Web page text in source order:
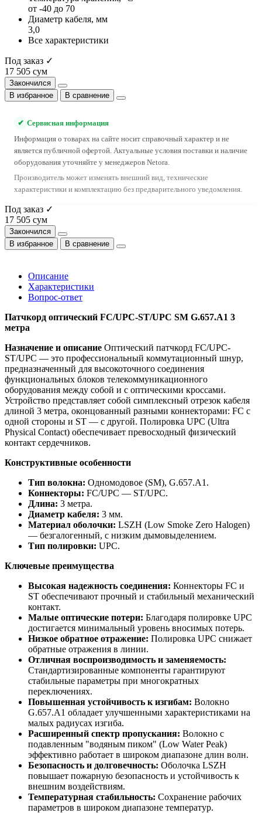
от -40 до 70
Диаметр кабеля, мм
3,0
Все характеристики
Под заказ ✓
17 505 сум
Закончился
В избранное
В сравнение
✔ Сервисная информация
Информация о товарах на сайте носит справочный характер и не
является публичной офертой. Актуальные условия поставки и наличие
оборудования уточняйте у менеджеров Netora.
Производитель может изменять внешний вид, технические
характеристики и комплектацию без предварительного уведомления.
Под заказ ✓
17 505 сум
Закончился
В избранное
В сравнение
Описание
Характеристики
Вопрос-ответ
Патчкорд оптический FC/UPC-ST/UPC SM G.657.A1 3
метра
Назначение и описание Оптический патчкорд FC/UPC-
ST/UPC — это профессиональный коммутационный шнур,
предназначенный для высокоточного соединения
функциональных блоков телекоммуникационного
оборудования между собой и с оптическими кроссами.
Устройство представляет собой симплексный отрезок кабеля
длиной 3 метра, оконцованный разными коннекторами: FC с
одной стороны и ST — с другой. Полировка UPC (Ultra
Physical Contact) обеспечивает превосходный физический
контакт сердечников.
Конструктивные особенности
Тип волокна: Одномодовое (SM), G.657.A1.
Коннекторы: FC/UPC — ST/UPC.
Длина: 3 метра.
Диаметр кабеля: 3 мм.
Материал оболочки: LSZH (Low Smoke Zero Halogen)
— безгалогенный, с низким дымовыделением.
Тип полировки: UPC.
Ключевые преимущества
Высокая надежность соединения: Коннекторы FC и
ST обеспечивают прочный и стабильный механический
контакт.
Малые оптические потери: Благодаря полировке UPC
достигается минимальный уровень вносимых потерь.
Низкое обратное отражение: Полировка UPC снижает
обратные отражения в линии.
Отличная воспроизводимость и заменяемость:
Стандартизированные компоненты гарантируют
стабильные параметры при многократных
переключениях.
Повышенная устойчивость к изгибам: Волокно
G.657.A1 обладает улучшенными характеристиками на
малых радиусах изгиба.
Расширенный спектр пропускания: Волокно с
подавленным "водяным пиком" (Low Water Peak)
эффективно работает в широком диапазоне длин волн.
Безопасность и долговечность: Оболочка LSZH
повышает пожарную безопасность и устойчивость к
внешним воздействиям.
Температурная стабильность: Сохранение рабочих
параметров в широком диапазоне температур.